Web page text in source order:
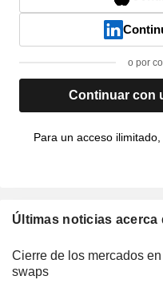
o por
Continuar con
Para un acceso ilimitado,
Últimas noticias acerca
Cierre de los mercados
swaps